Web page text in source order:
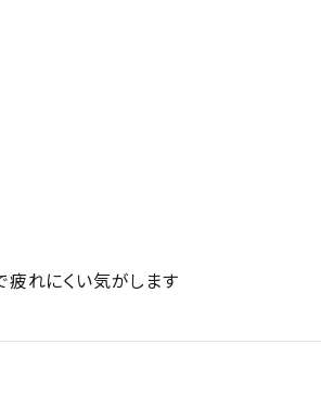
疲れにくい気がします